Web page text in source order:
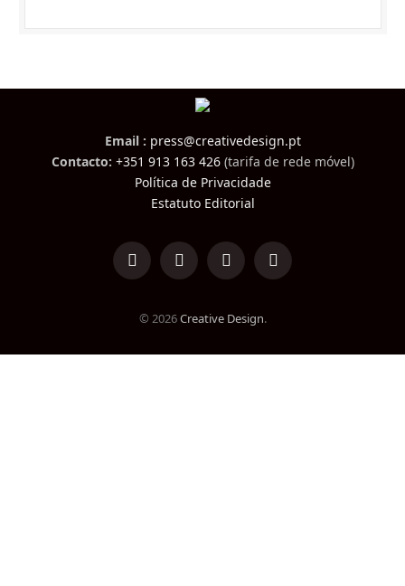
Email : press@creativedesign.pt
Contacto: +351 913 163 426(tarifa de rede móvel)
Política de Privacidade
Estatuto Editorial
LinkedInFacebookInstagramTikTok
© 2026Creative Design.